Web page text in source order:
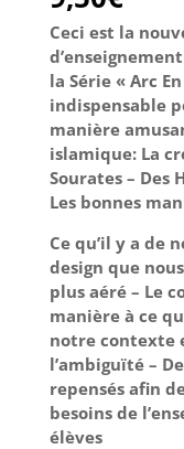
Ceci est la
la Série « Arc
indispensable
manière
islamique: La
Sourates – Des
Les bonnes
Ce qu’il y a de
design que
plus aéré – Le
manière à ce
notre contexte
l’ambiguïté –
repensés afin
besoins de
élèves